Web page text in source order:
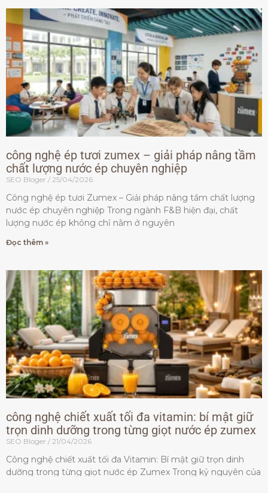
công nghệ ép tươi zumex – giải pháp nâng tầm
chất lượng nước ép chuyên nghiệp
SEO Bloger 25/04/2026
Công nghệ ép tươi Zumex – Giải pháp nâng tầm chất lượng
nước ép chuyên nghiệp Trong ngành F&B hiện đại, chất
lượng nước ép không chỉ nằm ở nguyên
Đọc thêm »
công nghệ chiết xuất tối đa vitamin: bí mật giữ
trọn dinh dưỡng trong từng giọt nước ép zumex
SEO Bloger 21/04/2026
Công nghệ chiết xuất tối đa Vitamin: Bí mật giữ trọn dinh
dưỡng trong từng giọt nước ép Zumex Trong kỷ nguyên của